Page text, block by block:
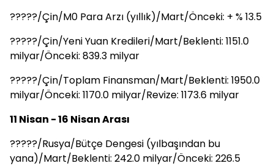
?????/Çin/M0 Para Arzı (yıllık)/Mart/Önceki: + % 13.5
?????/Çin/Yeni Yuan Kredileri/Mart/Beklenti: 1151.0
milyar/Önceki: 839.3 milyar
?????/Çin/Toplam Finansman/Mart/Beklenti: 1950.0
milyar/Önceki: 1170.0 milyar/Revize: 1173.6 milyar
11 Nisan - 16 Nisan Arası
?????/Rusya/Bütçe Dengesi (yılbaşından bu
yana)/Mart/Beklenti: 242.0 milyar/Önceki: 226.5